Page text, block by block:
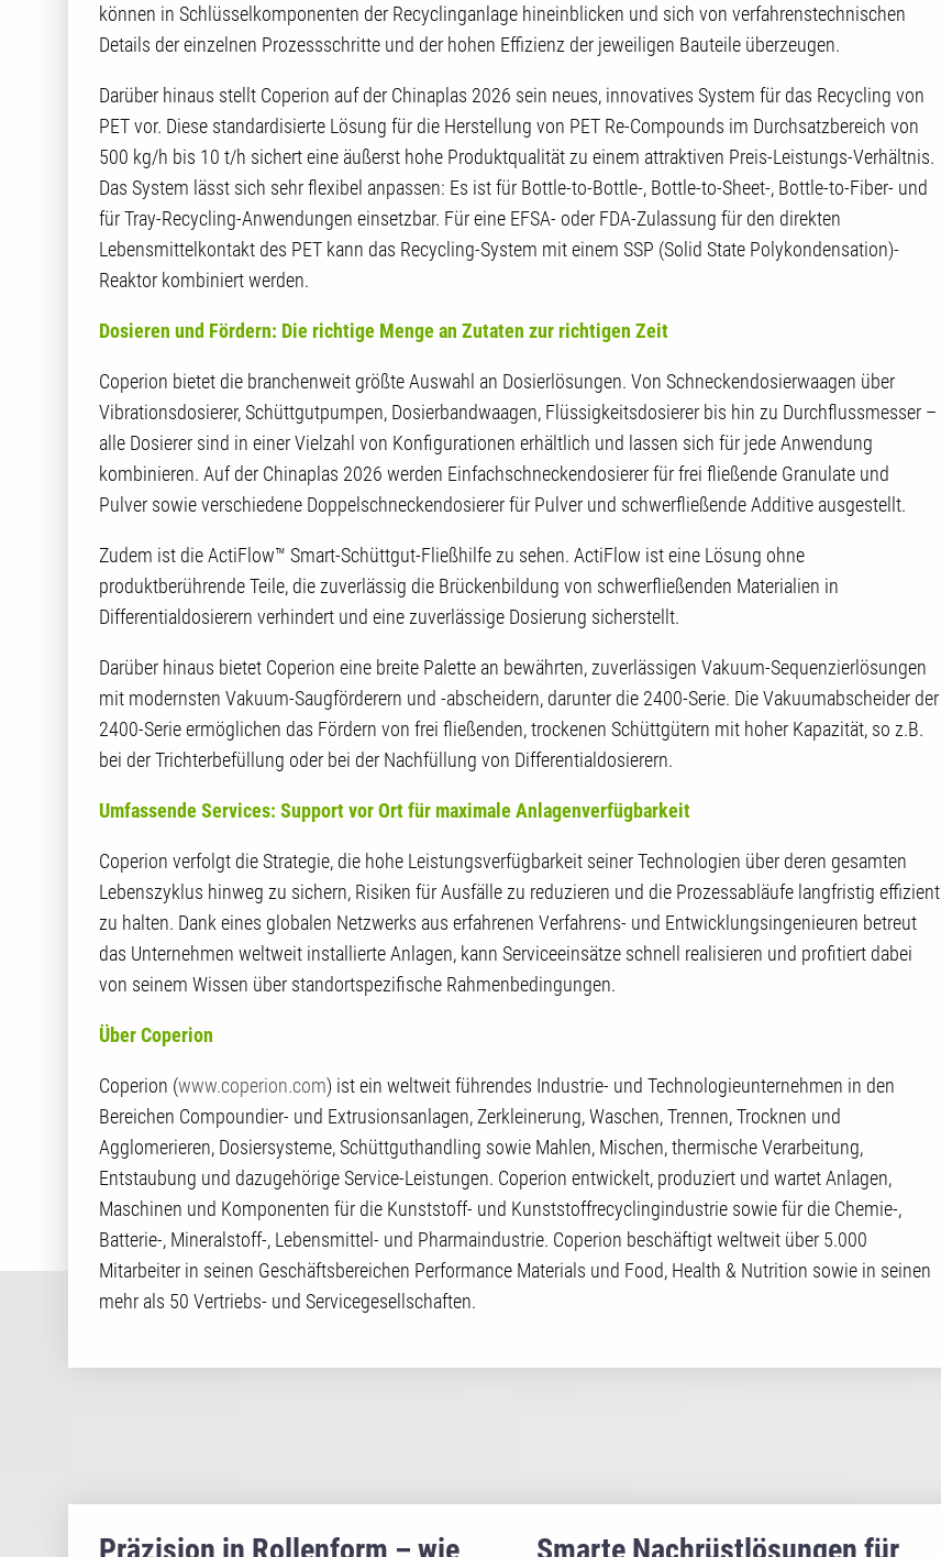
können in Schlüsselkomponenten der Recyclinganlage hineinblicken und sich von verfahrenstechnischen
Details der einzelnen Prozessschritte und der hohen Effizienz der jeweiligen Bauteile überzeugen.
Darüber hinaus stellt Coperion auf der Chinaplas 2026 sein neues, innovatives System für das Recycling von
PET vor. Diese standardisierte Lösung für die Herstellung von PET Re-Compounds im Durchsatzbereich von
500 kg/h bis 10 t/h sichert eine äußerst hohe Produktqualität zu einem attraktiven Preis-Leistungs-Verhältnis.
Das System lässt sich sehr flexibel anpassen: Es ist für Bottle-to-Bottle-, Bottle-to-Sheet-, Bottle-to-Fiber- und
für Tray-Recycling-Anwendungen einsetzbar. Für eine EFSA- oder FDA-Zulassung für den direkten
Lebensmittelkontakt des PET kann das Recycling-System mit einem SSP (Solid State Polykondensation)-
Reaktor kombiniert werden.
Dosieren und Fördern: Die richtige Menge an Zutaten zur richtigen Zeit
Coperion bietet die branchenweit größte Auswahl an Dosierlösungen. Von Schneckendosierwaagen über
Vibrationsdosierer, Schüttgutpumpen, Dosierbandwaagen, Flüssigkeitsdosierer bis hin zu Durchflussmesser –
alle Dosierer sind in einer Vielzahl von Konfigurationen erhältlich und lassen sich für jede Anwendung
kombinieren. Auf der Chinaplas 2026 werden Einfachschneckendosierer für frei fließende Granulate und
Pulver sowie verschiedene Doppelschneckendosierer für Pulver und schwerfließende Additive ausgestellt.
Zudem ist die ActiFlow™ Smart-Schüttgut-Fließhilfe zu sehen. ActiFlow ist eine Lösung ohne
produktberührende Teile, die zuverlässig die Brückenbildung von schwerfließenden Materialien in
Differentialdosierern verhindert und eine zuverlässige Dosierung sicherstellt.
Darüber hinaus bietet Coperion eine breite Palette an bewährten, zuverlässigen Vakuum-Sequenzierlösungen
mit modernsten Vakuum-Saugförderern und -abscheidern, darunter die 2400-Serie. Die Vakuumabscheider der
2400-Serie ermöglichen das Fördern von frei fließenden, trockenen Schüttgütern mit hoher Kapazität, so z.B.
bei der Trichterbefüllung oder bei der Nachfüllung von Differentialdosierern.
Umfassende Services: Support vor Ort für maximale Anlagenverfügbarkeit
Coperion verfolgt die Strategie, die hohe Leistungsverfügbarkeit seiner Technologien über deren gesamten
Lebenszyklus hinweg zu sichern, Risiken für Ausfälle zu reduzieren und die Prozessabläufe langfristig effizient
zu halten. Dank eines globalen Netzwerks aus erfahrenen Verfahrens- und Entwicklungsingenieuren betreut
das Unternehmen weltweit installierte Anlagen, kann Serviceeinsätze schnell realisieren und profitiert dabei
von seinem Wissen über standortspezifische Rahmenbedingungen.
Über Coperion
Coperion (www.coperion.com) ist ein weltweit führendes Industrie- und Technologieunternehmen in den
Bereichen Compoundier- und Extrusionsanlagen, Zerkleinerung, Waschen, Trennen, Trocknen und
Agglomerieren, Dosiersysteme, Schüttguthandling sowie Mahlen, Mischen, thermische Verarbeitung,
Entstaubung und dazugehörige Service-Leistungen. Coperion entwickelt, produziert und wartet Anlagen,
Maschinen und Komponenten für die Kunststoff- und Kunststoffrecyclingindustrie sowie für die Chemie-,
Batterie-, Mineralstoff-, Lebensmittel- und Pharmaindustrie. Coperion beschäftigt weltweit über 5.000
Mitarbeiter in seinen Geschäftsbereichen Performance Materials und Food, Health & Nutrition sowie in seinen
mehr als 50 Vertriebs- und Servicegesellschaften.
Präzision in Rollenform – wie Smarte Nachrüstlösungen für